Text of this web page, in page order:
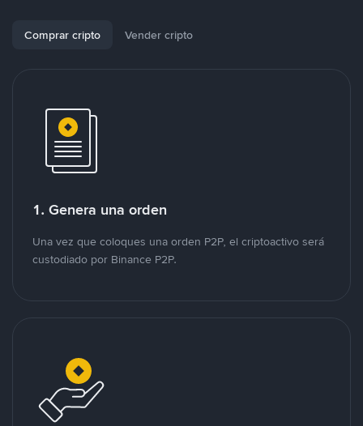
Comprar cripto Vender cripto
1. Genera una orden
Una vez que coloques una orden P2P, el criptoactivo será
custodiado por Binance P2P.